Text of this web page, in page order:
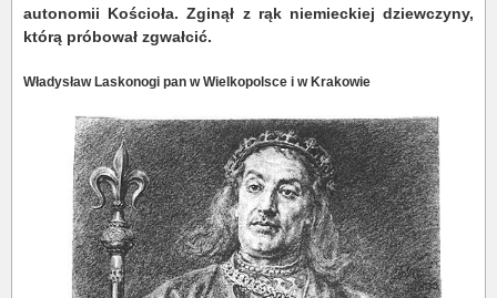
autonomii Kościoła. Zginął z rąk niemieckiej dziewczyny,
którą próbował zgwałcić.
Władysław Laskonogi pan w Wielkopolsce i w Krakowie